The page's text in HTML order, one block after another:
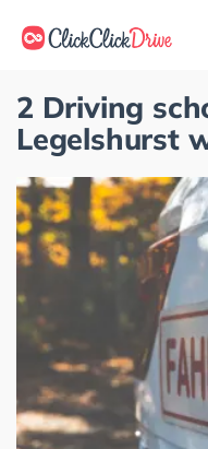
2 Driving
Legelshurst